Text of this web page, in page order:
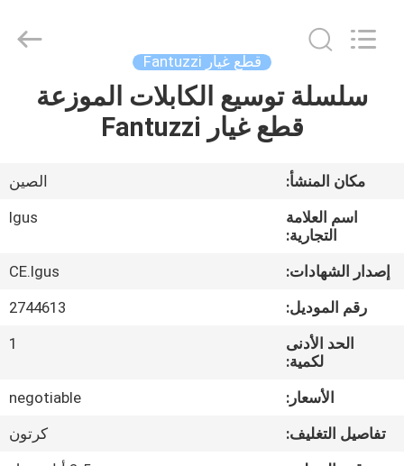
الصفحة
منتجات
معلومات
عنا
جولة
المعمل
مراقبة
قطع غيار Fantuzzi
سلسلة توسيع الكابلات الموزعة
قطع غيار Fantuzzi
مكان المنشأ:
الصين
اسم العلامة
التجارية:
Igus
إصدار الشهادات:
CE.Igus
رقم الموديل:
2744613
الحد الأدنى
لكمية:
1
الأسعار:
negotiable
تفاصيل التغليف:
كرتون